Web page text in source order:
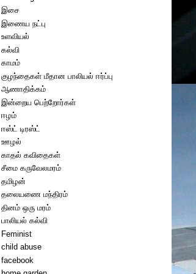
இசை
இணைய நட்பு
உளவியல்
கல்வி
காமம்
குழந்தைகள் மீதான பாலியல் ஈர்ப்பு
ஆணாதிக்கம்
இன்றைய பெற்றோர்கள்
ஈழம்
ஈஸ்ட் டிரஸ்ட்
ஊழல்
காதல் கவிதைகள்
சீமை கருவேலமரம்
தமிழன்
தலையணை மந்திரம்
தினம் ஒரு மரம்
பாலியல் கல்வி
Feminist
child abuse
facebook